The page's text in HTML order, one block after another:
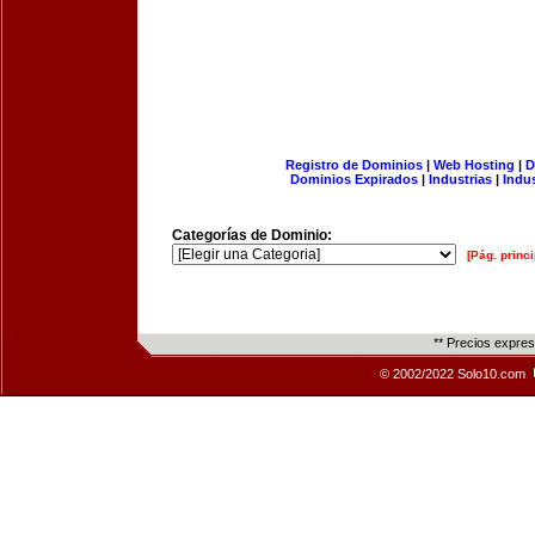
Registro de Dominios| Web Hosting |
Dominios Expirados | Industrias |
Categorías de Dominio:
[Pág.
** Precios
© 2002/2022 Solo10.com